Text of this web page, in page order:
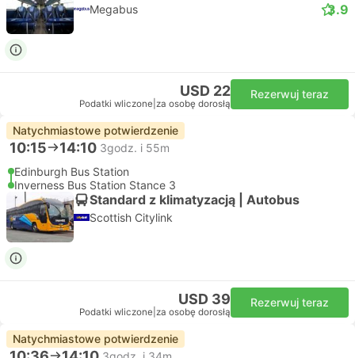
Megabus 3.9
USD 22
Podatki wliczone za osobę dorosłą
Rezerwuj teraz
Natychmiastowe potwierdzenie
10:15 14:10 3godz. i 55m
Edinburgh Bus Station
Inverness Bus Station Stance 3
Standard z klimatyzacją | Autobus
Scottish Citylink
USD 39
Podatki wliczone za osobę dorosłą
Rezerwuj teraz
Natychmiastowe potwierdzenie